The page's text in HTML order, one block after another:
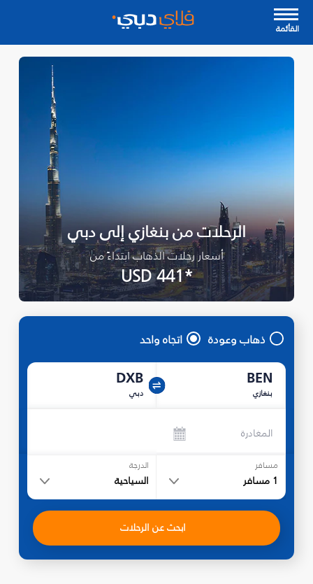
القأئمة
الرحلات من بنغازي إلى دبي
أسعار رحلات الذهاب ابتداءً من
*USD 441
ذهاب وعودة اتجاه واحد
BEN
بنغازي
DXB
دبي
المغادرة
مسافر
1 مسافر
الدرجة
السياحية
ابحث عن الرحلات